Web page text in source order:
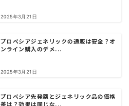
2025年3月21日
プロペシアジェネリックの通販は安全？オ
ンライン購入のデメ...
2025年3月21日
プロペシア先発薬とジェネリック品の価格
差は？効果は同じな...